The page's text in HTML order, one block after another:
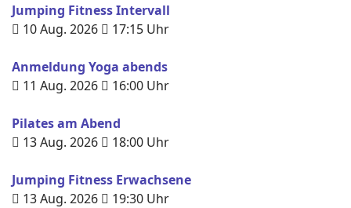
Jumping Fitness Intervall
10 Aug. 2026
17:15 Uhr
Anmeldung Yoga abends
11 Aug. 2026
16:00 Uhr
Pilates am Abend
13 Aug. 2026
18:00 Uhr
Jumping Fitness Erwachsene
13 Aug. 2026
19:30 Uhr